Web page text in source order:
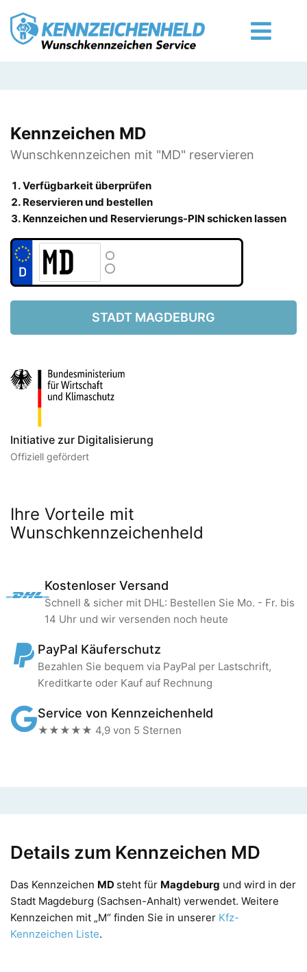
Kennzeichen MD
Wunschkennzeichen mit "MD" reservieren
Verfügbarkeit überprüfen
Reservieren und bestellen
Kennzeichen und Reservierungs-PIN schicken lassen
STADT MAGDEBURG
Initiative zur Digitalisierung
Offiziell gefördert
Ihre Vorteile mit
Wunschkennzeichenheld
Kostenloser Versand
Schnell & sicher mit DHL: Bestellen Sie Mo. - Fr. bis
14 Uhr und wir versenden noch heute
PayPal Käuferschutz
Bezahlen Sie bequem via PayPal per Lastschrift,
Kreditkarte oder Kauf auf Rechnung
Service von Kennzeichenheld
★★★★★ 4,9 von 5 Sternen
Details zum Kennzeichen MD
Das Kennzeichen MD steht für Magdeburg und wird in der
Stadt Magdeburg (Sachsen-Anhalt) verwendet. Weitere
Kennzeichen mit „M“ finden Sie in unserer Kfz-
Kennzeichen Liste.